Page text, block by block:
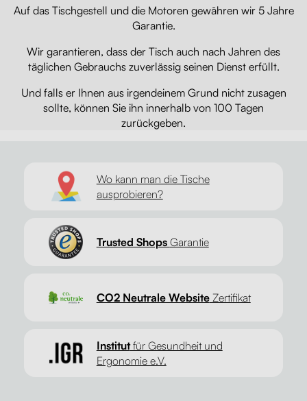
Auf das Tischgestell und die Motoren gewähren wir 5 Jahre
Garantie.
Wir garantieren, dass der Tisch auch nach Jahren des
täglichen Gebrauchs zuverlässig seinen Dienst erfüllt.
Und falls er Ihnen aus irgendeinem Grund nicht zusagen
sollte, können Sie ihn innerhalb von 100 Tagen
zurückgeben.
Wo kann man die Tische
ausprobieren?
Trusted Shops Garantie
CO2 Neutrale WebsiteZertifikat
Institutfür Gesundheit und
Ergonomie e.V.